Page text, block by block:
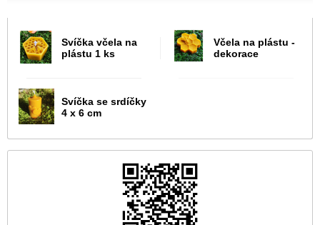
Svíčka včela na
plástu 1 ks
Včela na plástu -
dekorace
Svíčka se srdíčky
4 x 6 cm